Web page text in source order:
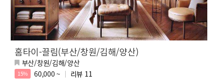
홈타이-끌림(부산/창원/김해/양산)
부산/창원/김해/양산
15% 60,000 ~ 리뷰 11